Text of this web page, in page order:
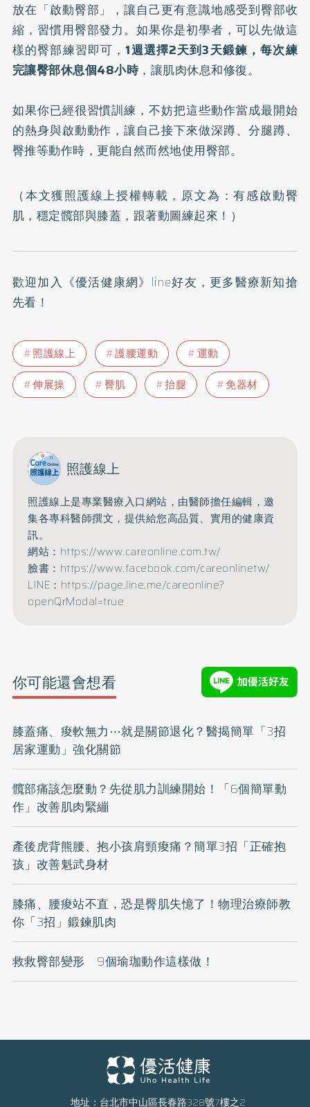
放在「啟動臀部」，讓自己更有意識地感受到臀部收
縮，習慣用臀部發力。如果你是初學者，可以先做這
樣的臀部練習即可， 1週選擇2天到3天鍛鍊，每次練
完讓臀部休息個48小時，讓肌肉休息和修復。
如果你已經很習慣訓練，不妨把這些動作當成最開始
的熱身與啟動動作，讓自己接下來做深蹲、分腿蹲、
臀推等動作時，更能自然而然地使用臀部。
（本文獲照護線上授權轉載，原文為：有感啟動臀
肌，穩定髖部與膝蓋，跟著動圖練起來！ ）
歡迎加入 《優活健康網》line好友 ，更多醫療新知搶
先看！
照護線上 護腰運動
運動
伸展操
臀肌 抬腿 免器材
照護線上
照護線上是專業醫療入口網站，由醫師擔任編輯，邀
集各專科醫師撰文，提供給您高品質、實用的健康資
訊。
網站：https://www.careonline.com.tw/
臉書：https://www.facebook.com/careonlinetw/
LINE：https://page.line.me/careonline?
openQrModal=true
你可能還會想看
膝蓋痛、痠軟無力⋯就是關節退化？醫揭簡單「3招
居家運動」強化關節
髖部痛該怎麼動？先從肌力訓練開始！「6個簡單動
作」改善肌肉緊繃
產後虎背熊腰、抱小孩肩頸痠痛？簡單3招「正確抱
孩」改善魁武身材
膝痛、腰痠站不直，恐是臀肌失憶了！物理治療師教
你「3招」鍛鍊肌肉
救救臀部變形 9個瑜珈動作這樣做！
地址：台北市中山區長春路328號7樓之2